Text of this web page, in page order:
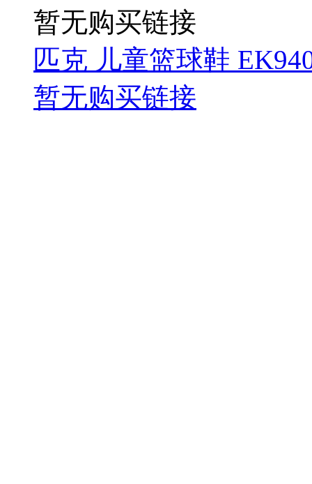
暂无购买链接
匹克 儿童篮球鞋
暂无购买链接